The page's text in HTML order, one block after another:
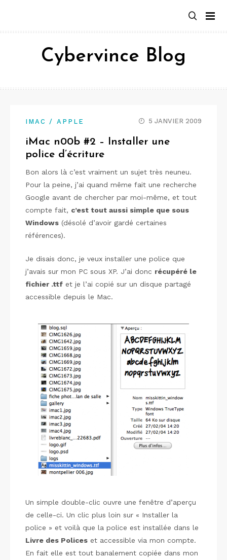
contenu
Cybervince Blog
IMAC / APPLE 5 JANVIER 2009
iMac n00b #2 – Installer une
police d’écriture
Bon alors là c’est vraiment un sujet très neuneu.
Pour la peine, j’ai quand même fait une recherche
Google avant de chercher par moi-même, et tout
compte fait, c’est tout aussi simple que sous
Windows (désolé d’avoir gardé certaines
références).
Je disais donc, je veux installer une police que
j’avais sur mon PC sous XP. J’ai donc récupéré le
fichier .ttf et je l’ai copié sur un disque partagé
accessible depuis le Mac.
Un simple double-clic ouvre une fenêtre d’aperçu
de celle-ci. Un clic plus loin sur « Installer la
police » et voilà que la police est installée dans le
Livre des Polices et accessible via mon compte.
En fait elle est tout banalement copiée dans mon